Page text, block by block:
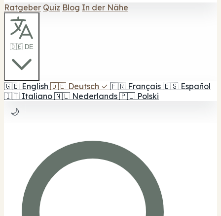
Ratgeber Quiz Blog In der Nähe
🇩🇪 DE
🇬🇧 English 🇩🇪 Deutsch ✓ 🇫🇷 Français 🇪🇸 Español
🇮🇹 Italiano 🇳🇱 Nederlands 🇵🇱 Polski
🌙